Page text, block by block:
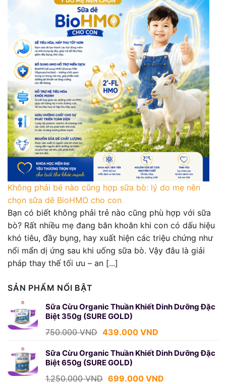
Không phải bé nào cũng hợp sữa bò: lý do mẹ nên
chọn sữa dê BioHMO cho con
Bạn có biết không phải trẻ nào cũng phù hợp với sữa
bò? Rất nhiều mẹ đang băn khoăn khi con có dấu hiệu
khó tiêu, đầy bụng, hay xuất hiện các triệu chứng như
nổi mẩn dị ứng sau khi uống sữa bò. Vậy đâu là giải
pháp thay thế tối ưu – an [...]
SẢN PHẨM NỔI BẬT
Sữa Cừu Organic Thuần Khiết Dinh Dưỡng Đặc
Biệt 350g (SURE GOLD)
750.000VND Giá
là:
750.000 VND.
439.000 VNDGiá
tại
439.000 VND.
Sữa Cừu Organic Thuần Khiết Dinh Dưỡng Đặc
Biệt 650g (SURE GOLD)
1.250.000VND Giá
699.000 VNDGiá